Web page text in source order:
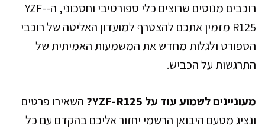
רוכבים מנוסים שרוצים כלי ספורטיבי וחסכוני, ה-YZF-
R125 מזמין אתכם להצטרף למועדון האליטה של רוכבי
הספורט ולגלות מחדש את המשמעות האמיתית של
התרגשות על הכביש.
מעוניינים לשמוע עוד על YZF-R125?
השאירו פרטים
ונציג מטעם היבואן הרשמי יחזור אליכם בהקדם עם כל